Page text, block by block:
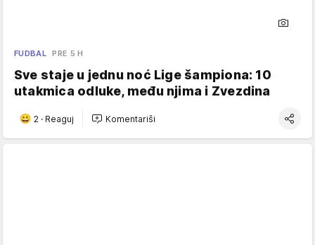
FUDBAL PRE 5 H
Sve staje u jednu noć Lige šampiona: 10
utakmica odluke, među njima i Zvezdina
2 · Reaguj Komentariši